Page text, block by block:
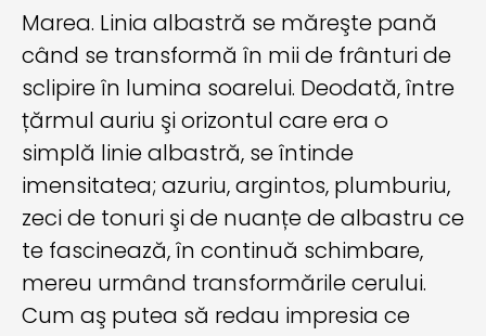
Marea. Linia albastră se măreşte pană
când se transformă în mii de frânturi de
sclipire în lumina soarelui. Deodată, între
țărmul auriu şi orizontul care era o
simplă linie albastră, se întinde
imensitatea; azuriu, argintos, plumburiu,
zeci de tonuri şi de nuanțe de albastru ce
te fascinează, în continuă schimbare,
mereu urmând transformările cerului.
Cum aş putea să redau impresia ce